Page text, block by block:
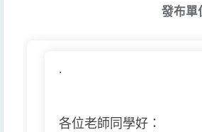
發布單
.
各位老師同學好：